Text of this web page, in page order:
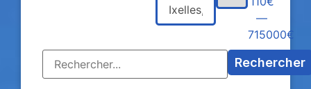
—
715000€
Rechercher